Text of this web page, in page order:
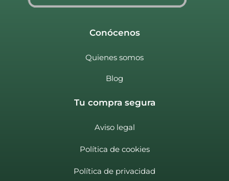
Conócenos
Quienes somos
Blog
Tu compra segura
Aviso legal
Política de cookies
Política de privacidad